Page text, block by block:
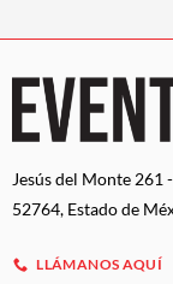
Jesús del Monte 261
52764, Estado de
LLÁMANOS AQUÍ